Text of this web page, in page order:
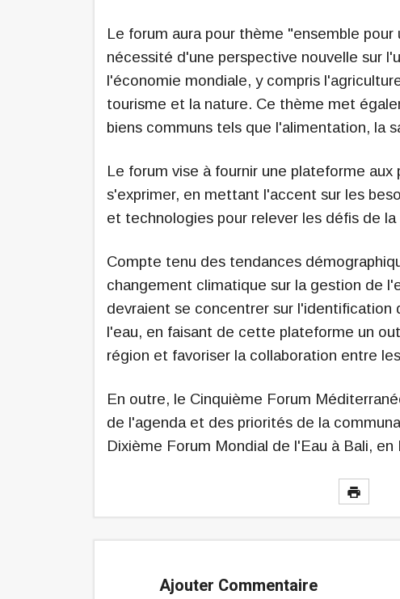
Le forum aura pour thème "ensemble
nécessité d'une perspective nouvelle sur
l'économie mondiale, y compris
tourisme et la nature. Ce thème met
biens communs tels que l'alimentation, la
Le forum vise à fournir une plateforme
s'exprimer, en mettant l'accent sur les
et technologies pour relever les défis de
Compte tenu des tendances
changement climatique sur la gestion de
devraient se concentrer sur l'identification
l'eau, en faisant de cette plateforme un
région et favoriser la collaboration entre
En outre, le Cinquième Forum
de l'agenda et des priorités de la
Dixième Forum Mondial de l'Eau à Bali, en
Ajouter Commentaire